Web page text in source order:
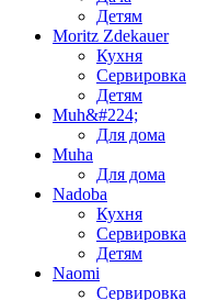
Детям
Moritz Zdekauer
Кухня
Сервировка
Детям
Muh&#224;
Для дома
Muha
Для дома
Nadoba
Кухня
Сервировка
Детям
Naomi
Сервировка